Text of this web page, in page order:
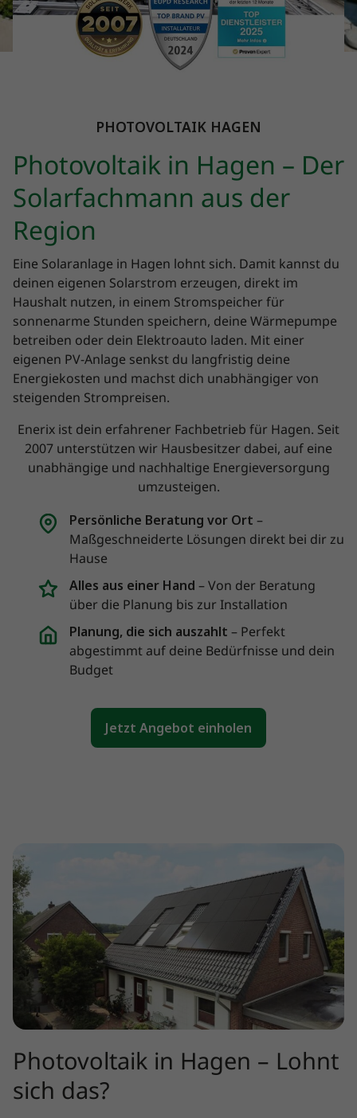
PHOTOVOLTAIK HAGEN
Photovoltaik in Hagen – Der
Solarfachmann aus der
Region
Eine Solaranlage in Hagen lohnt sich. Damit kannst du
deinen eigenen Solarstrom erzeugen, direkt im
Haushalt nutzen, in einem Stromspeicher für
sonnenarme Stunden speichern, deine Wärmepumpe
betreiben oder dein Elektroauto laden. Mit einer
eigenen PV-Anlage senkst du langfristig deine
Energiekosten und machst dich unabhängiger von
steigenden Strompreisen.
Enerix ist dein erfahrener Fachbetrieb für Hagen. Seit
2007 unterstützen wir Hausbesitzer dabei, auf eine
unabhängige und nachhaltige Energieversorgung
umzusteigen.
Persönliche Beratung vor Ort –
Maßgeschneiderte Lösungen direkt bei dir zu
Hause
Alles aus einer Hand – Von der Beratung
über die Planung bis zur Installation
Planung, die sich auszahlt – Perfekt
abgestimmt auf deine Bedürfnisse und dein
Budget
Jetzt Angebot einholen
Photovoltaik in Hagen – Lohnt
sich das?